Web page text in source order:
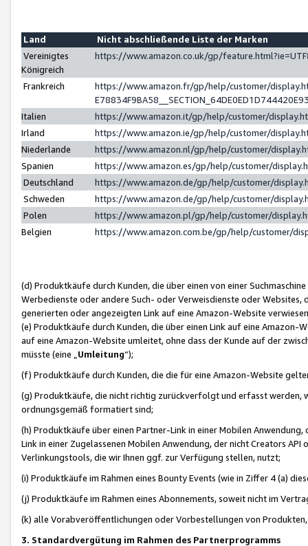
Land
Nicht abschließende Liste der Marken
Vereinigtes
Königreich
https://www.amazon.co.uk/gp/
Frankreich
https://www.amazon.fr/gp/help/customer/
Italien
https://www.amazon.it/gp/help/customer/
Irland
https://www.amazon.ie/gp/help/customer/
Niederlande
https://www.amazon.nl/gp/help/customer/
Spanien
https://www.amazon.es/gp/help/customer/
Deutschland
https://www.amazon.de/gp/help/customer/
Schweden
https://www.amazon.de/gp/help/customer/
Polen
https://www.amazon.pl/gp/help/customer/
Belgien
https://www.amazon.com.be/gp/help/customer/
(d) Produktkäufe durch Kunden, die über einen von einer
Werbedienste oder andere Such- oder Verweisdienste oder Websites,
generierten oder angezeigten Link auf eine Amazon-Website
(e) Produktkäufe durch Kunden, die über einen Link auf eine
auf eine Amazon-Website umleitet, ohne dass der Kunde auf der
müsste (eine „ Umleitung“);
(f) Produktkäufe durch Kunden, die die für eine Amazon-Website
(g) Produktkäufe, die nicht richtig zurückverfolgt und erfasst werden,
ordnungsgemäß formatiert sind;
(h) Produktkäufe über einen Partner-Link in einer Mobilen
Link in einer Zugelassenen Mobilen Anwendung, der nicht Creators
Verlinkungstools, die wir Ihnen ggf. zur Verfügung stellen, nutzt;
(i) Produktkäufe im Rahmen eines Bounty Events (wie in Ziffer 4 (a)
(j) Produktkäufe im Rahmen eines Abonnements, soweit nicht im
(k) alle Vorabveröffentlichungen oder Vorbestellungen von
3. Standardvergütung im Rahmen des Partnerprogramms